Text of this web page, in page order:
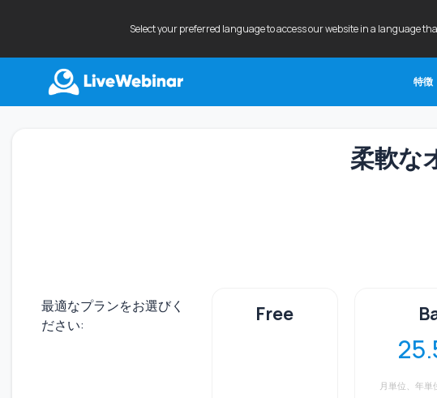
Select your preferred language to access our website in a language
特徴
柔軟な
最適なプランをお選びく
ださい:
Free
月単位、年単